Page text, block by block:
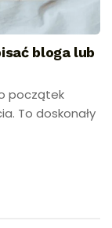
bloga lub
początek
To doskonały